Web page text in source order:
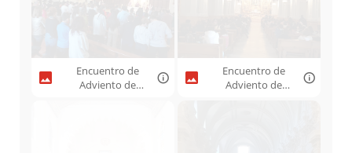
Encuentro de
Adviento de
Encuentro de
Adviento de